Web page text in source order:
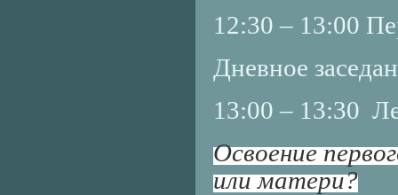
12:30 – 13:00
Дневное
13:00 – 13:30
Освоение
или матери?